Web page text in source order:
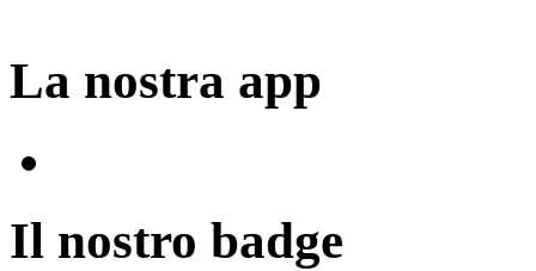
La nostra app
Il nostro badge